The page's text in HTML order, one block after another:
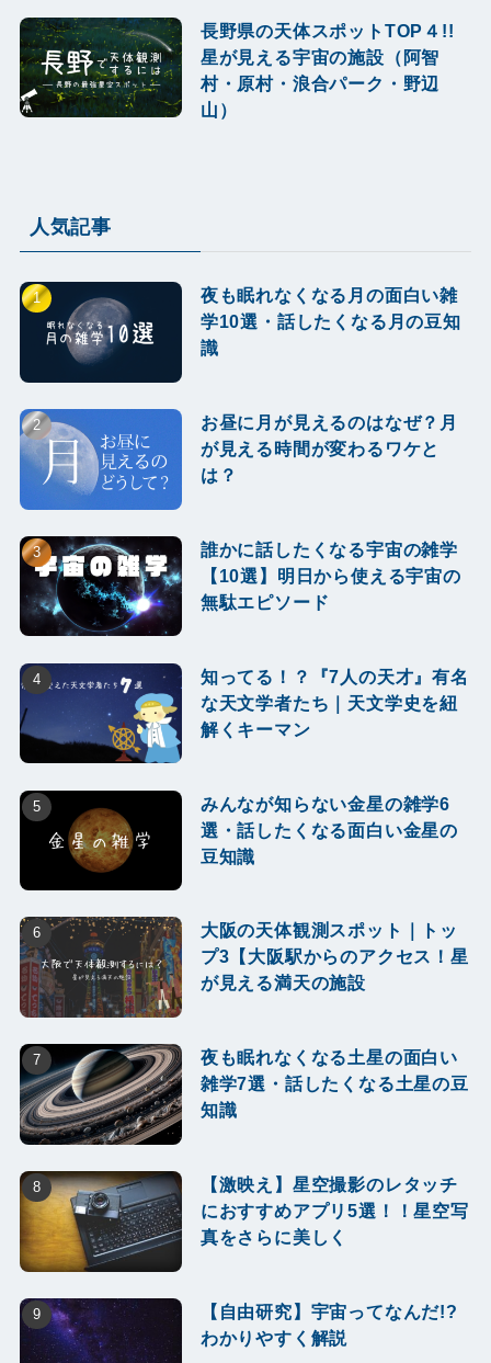
長野県の天体スポットTOP４!!
星が見える宇宙の施設（阿智
村・原村・浪合パーク・野辺
山）
人気記事
夜も眠れなくなる月の面白い雑
学10選・話したくなる月の豆知
識
お昼に月が見えるのはなぜ？月
が見える時間が変わるワケと
は？
誰かに話したくなる宇宙の雑学
【10選】明日から使える宇宙の
無駄エピソード
知ってる！？『7人の天才』有名
な天文学者たち｜天文学史を紐
解くキーマン
みんなが知らない金星の雑学6
選・話したくなる面白い金星の
豆知識
大阪の天体観測スポット｜トッ
プ3【大阪駅からのアクセス！星
が見える満天の施設
夜も眠れなくなる土星の面白い
雑学7選・話したくなる土星の豆
知識
【激映え】星空撮影のレタッチ
におすすめアプリ5選！！星空写
真をさらに美しく
【自由研究】宇宙ってなんだ!?
わかりやすく解説